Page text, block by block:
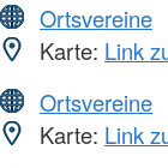
Ortsvereine
Karte: Link
Ortsvereine
Karte: Link